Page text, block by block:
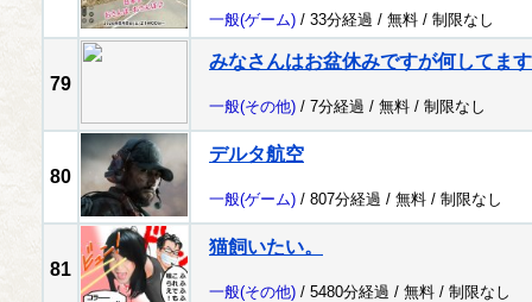
一般(ゲーム) / 33分経過 / 無料 / 制限なし
79
みなさんはお盆休みですが何してま
一般(その他) / 7分経過 / 無料 / 制限なし
80
デルタ航空
一般(ゲーム) / 807分経過 / 無料 / 制限なし
81
猫飼いたい。
一般(その他) / 5480分経過 / 無料 / 制限なし